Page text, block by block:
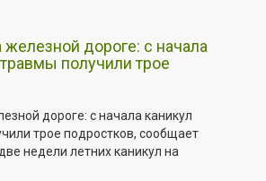
железной дороге: с начала
получили трое
дороге: с начала каникул
трое подростков, сообщает
недели летних каникул на